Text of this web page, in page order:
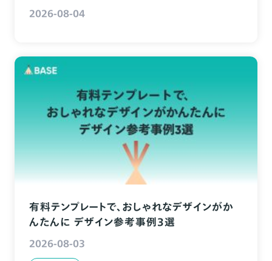
2026-08-04
有料テンプレートで、おしゃれなデザインがか
んたんに デザイン参考事例3選
2026-08-03